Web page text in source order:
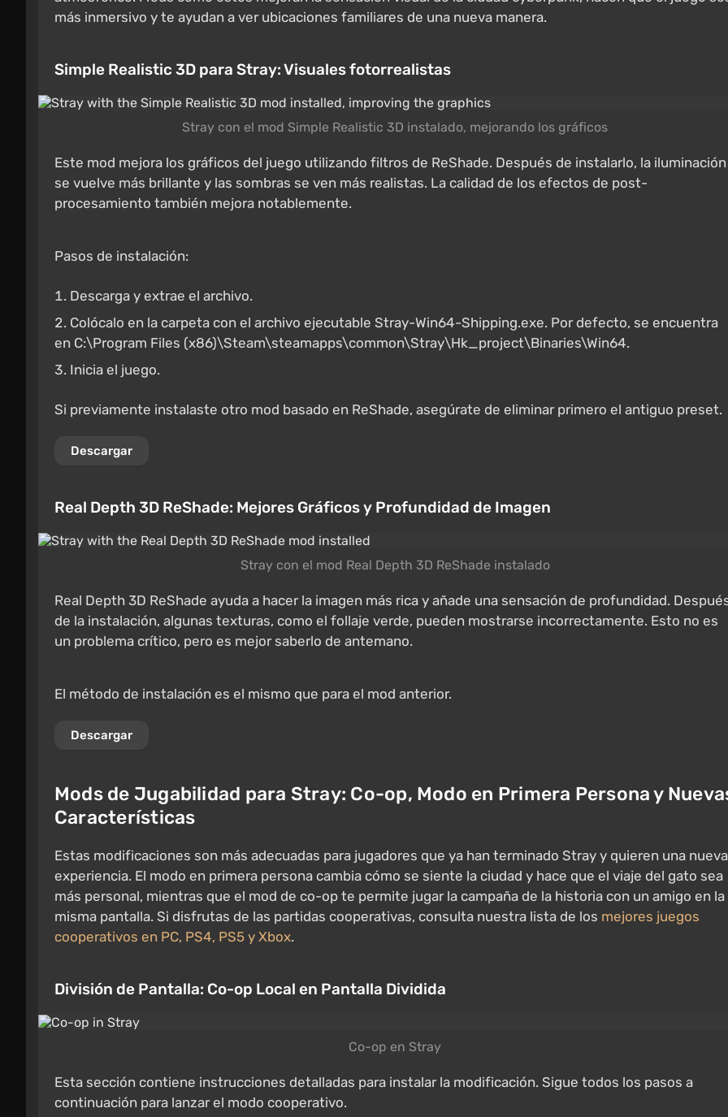
más inmersivo y te ayudan a ver ubicaciones familiares de una nueva manera.
Simple Realistic 3D para Stray: Visuales fotorrealistas
Stray con el mod Simple Realistic 3D instalado, mejorando los gráficos
Este mod mejora los gráficos del juego utilizando filtros de ReShade. Después de instalarlo, la iluminación
se vuelve más brillante y las sombras se ven más realistas. La calidad de los efectos de post-
procesamiento también mejora notablemente.
Pasos de instalación:
Descarga y extrae el archivo.
Colócalo en la carpeta con el archivo ejecutable Stray-Win64-Shipping.exe. Por defecto, se encuentra
en C:\Program Files (x86)\Steam\steamapps\common\Stray\Hk_project\Binaries\Win64.
Inicia el juego.
Si previamente instalaste otro mod basado en ReShade, asegúrate de eliminar primero el antiguo preset.
Descargar
Real Depth 3D ReShade: Mejores Gráficos y Profundidad de Imagen
Stray con el mod Real Depth 3D ReShade instalado
Real Depth 3D ReShade ayuda a hacer la imagen más rica y añade una sensación de profundidad.
de la instalación, algunas texturas, como el follaje verde, pueden mostrarse incorrectamente. Esto no es
un problema crítico, pero es mejor saberlo de antemano.
El método de instalación es el mismo que para el mod anterior.
Descargar
Mods de Jugabilidad para Stray: Co-op, Modo en Primera Persona y
Características
Estas modificaciones son más adecuadas para jugadores que ya han terminado Stray y quieren una nueva
experiencia. El modo en primera persona cambia cómo se siente la ciudad y hace que el viaje del gato sea
más personal, mientras que el mod de co-op te permite jugar la campaña de la historia con un amigo en la
misma pantalla. Si disfrutas de las partidas cooperativas, consulta nuestra lista de los mejores juegos
cooperativos en PC, PS4, PS5 y Xbox.
División de Pantalla: Co-op Local en Pantalla Dividida
Co-op en Stray
Esta sección contiene instrucciones detalladas para instalar la modificación. Sigue todos los pasos a
continuación para lanzar el modo cooperativo.